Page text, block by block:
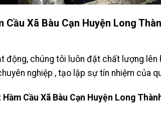
Cầu Xã Bàu Cạn Huyện Long
động, chúng tôi luôn đặt chất lượng
nghiệp , tạo lập sự tín nhiệm của
Hầm Cầu Xã Bàu Cạn Huyện Long